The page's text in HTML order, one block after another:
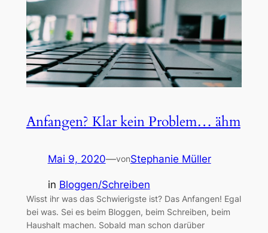
Anfangen? Klar kein Problem… ähm
Mai 9, 2020—vonStephanie Müller
in Bloggen/Schreiben
Wisst ihr was das Schwierigste ist? Das Anfangen! Egal
bei was. Sei es beim Bloggen, beim Schreiben, beim
Haushalt machen. Sobald man schon darüber